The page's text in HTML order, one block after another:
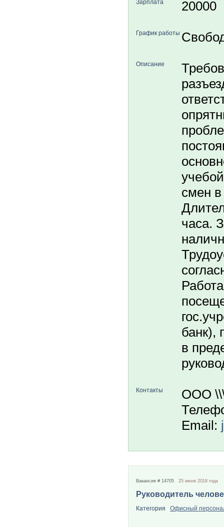
Зарплата 20000
График работы
Описание
смен
часа.
банк),
в
Контакты
ООО
Email:
Вакансия # 14705 25 июня 2018 года
Руководитель
Категория Офисный